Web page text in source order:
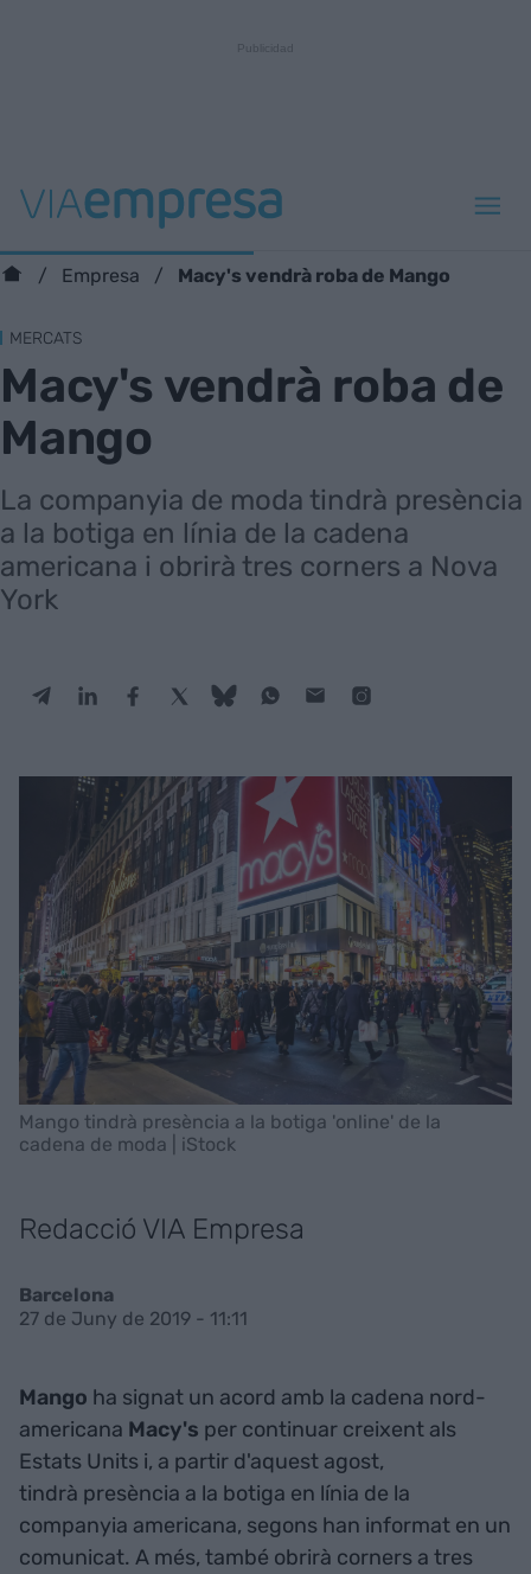
Empresa Macy's vendrà roba de Mango
MERCATS
Macy's vendrà roba de
Mango
La companyia de moda tindrà presència
a la botiga en línia de la cadena
americana i obrirà tres corners a Nova
York
Mango tindrà presència a la botiga 'online' de la
cadena de moda | iStock
Redacció VIA Empresa
Barcelona
27 de Juny de 2019 - 11:11
Mango ha signat un acord amb la cadena nord-
americana Macy's per continuar creixent als
Estats Units i, a partir d'aquest agost,
tindrà presència a la botiga en línia de la
companyia americana, segons han informat en un
comunicat. A més, també obrirà corners a tres